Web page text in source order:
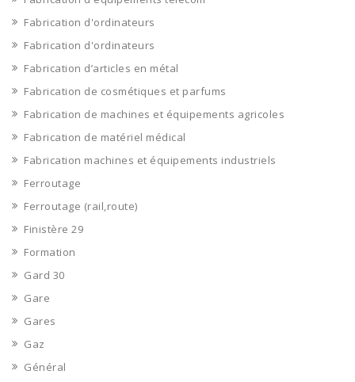
Fabrication d'ordinateurs
Fabrication d'ordinateurs
Fabrication d’articles en métal
Fabrication de cosmétiques et parfums
Fabrication de machines et équipements agricoles
Fabrication de matériel médical
Fabrication machines et équipements industriels
Ferroutage
Ferroutage (rail,route)
Finistère 29
Formation
Gard 30
Gare
Gares
Gaz
Général